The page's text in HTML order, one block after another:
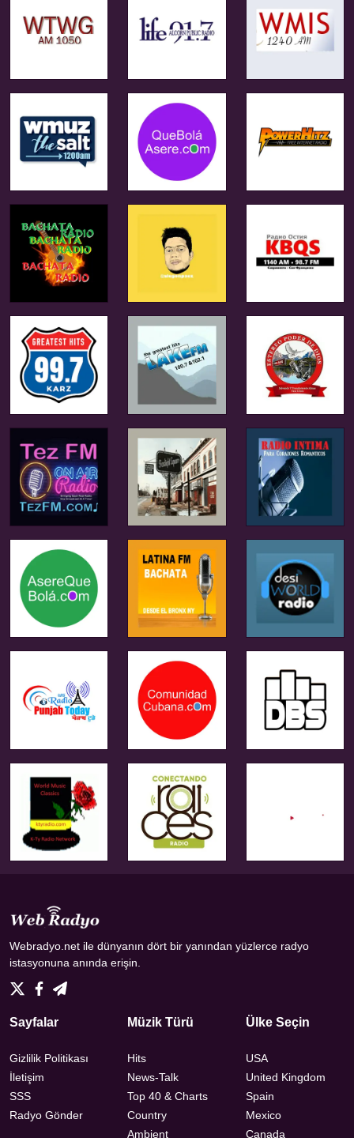
Webradyo.net ile dünyanın dört bir yanından yüzlerce radyo
istasyonuna anında erişin.
Sayfalar
Gizlilik Politikası
İletişim
SSS
Radyo Gönder
Müzik Türü
Hits
News-Talk
Top 40 & Charts
Country
Ambient
Ülke Seçin
USA
United Kingdom
Spain
Mexico
Canada